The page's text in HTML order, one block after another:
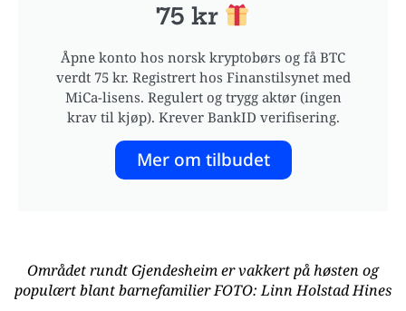
75 kr
Åpne konto hos norsk kryptobørs og få BTC
verdt 75 kr. Registrert hos Finanstilsynet med
MiCa-lisens. Regulert og trygg aktør (ingen
krav til kjøp). Krever BankID verifisering.
Mer om tilbudet
Området rundt Gjendesheim er vakkert på høsten og
populært blant barnefamilier FOTO: Linn Holstad Hines